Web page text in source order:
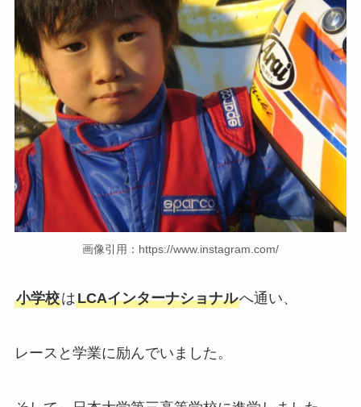
画像引用：https://www.instagram.com/
小学校はLCAインターナショナルへ通い、
レースと学業に励んでいました。